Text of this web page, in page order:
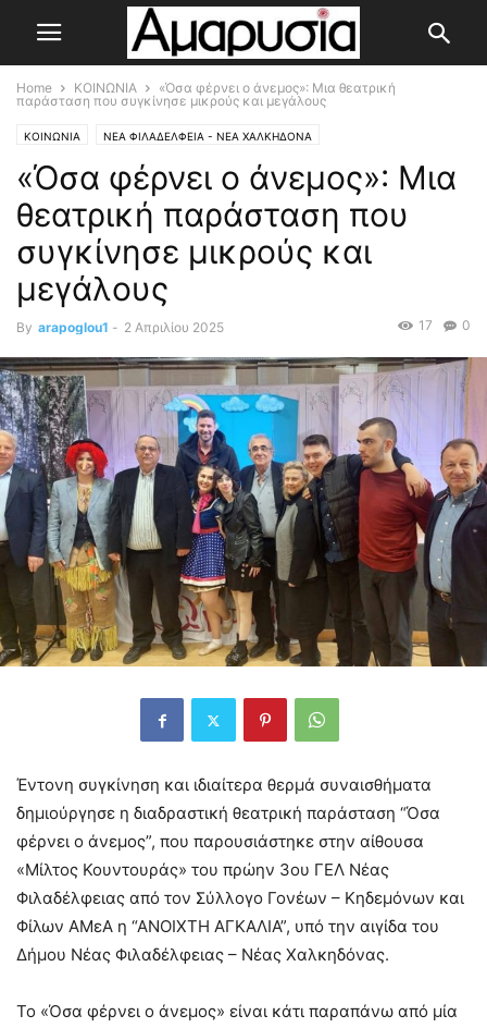
Home ΚΟΙΝΩΝΙΑ
«Όσα φέρνει ο άνεμος»: Μια θεατρική
παράσταση που συγκίνησε μικρούς και μεγάλους
ΚΟΙΝΩΝΙΑ ΝΕΑ ΦΙΛΑΔΕΛΦΕΙΑ - ΝΕΑ ΧΑΛΚΗΔΟΝΑ
«Όσα φέρνει ο άνεμος»: Μια
θεατρική παράσταση που
συγκίνησε μικρούς και
μεγάλους
By arapoglou1 - 2 Απριλίου 2025 0
17
Έντονη συγκίνηση και ιδιαίτερα θερμά συναισθήματα
δημιούργησε η διαδραστική θεατρική παράσταση “Όσα
φέρνει ο άνεμος”, που παρουσιάστηκε στην αίθουσα
«Μίλτος Κουντουράς» του πρώην 3ου ΓΕΛ Νέας
Φιλαδέλφειας από τον Σύλλογο Γονέων – Κηδεμόνων και
Φίλων ΑΜεΑ η “ΑΝΟΙΧΤΗ ΑΓΚΑΛΙΑ”, υπό την αιγίδα του
Δήμου Νέας Φιλαδέλφειας – Νέας Χαλκηδόνας.
Το «Όσα φέρνει ο άνεμος» είναι κάτι παραπάνω από μία